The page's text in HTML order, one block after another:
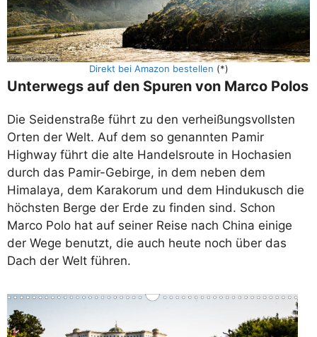
Direkt bei Amazon bestellen (*)
Unterwegs auf den Spuren von Marco Polos
Die Seidenstraße führt zu den verheißungsvollsten
Orten der Welt. Auf dem so genannten Pamir
Highway führt die alte Handelsroute in Hochasien
durch das Pamir-Gebirge, in dem neben dem
Himalaya, dem Karakorum und dem Hindukusch die
höchsten Berge der Erde zu finden sind. Schon
Marco Polo hat auf seiner Reise nach China einige
der Wege benutzt, die auch heute noch über das
Dach der Welt führen.